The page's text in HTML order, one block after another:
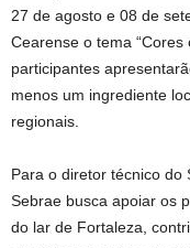
27 de agosto e 08 de
Cearense o tema
participantes
menos um ingrediente
regionais.
Para o diretor técnico do
Sebrae busca apoiar os
do lar de Fortaleza,